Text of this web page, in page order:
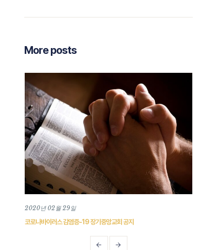
More posts
2020년 02월 29일
코로나바이러스 감염증-19 장기중앙교회 공지